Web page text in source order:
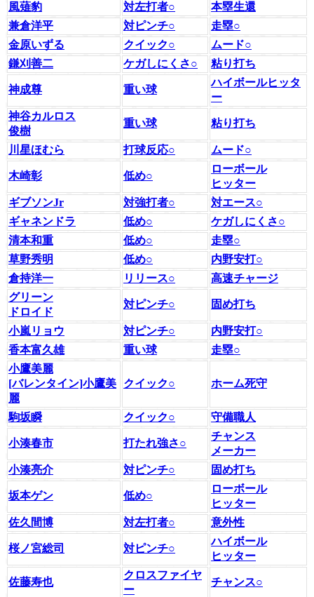
風薙豹 対左打者○
本塁生還
兼倉洋平
対ピンチ○
走塁○
金原いずる
クイック○
ムード○
鎌刈善二
ケガしにくさ○ 粘り打ち
神成尊 重い球
ハイボールヒッタ
ー
神谷カルロス
俊樹
重い球 粘り打ち
川星ほむら 打球反応○ ムード○
木崎彰 低め○
ローボール
ヒッター
ギブソンJr
対強打者○
対エース○
ギャネンドラ
低め○
ケガしにくさ○
清本和重
低め○
走塁○
草野秀明
低め○
内野安打○
倉持洋一
リリース○
高速チャージ
グリーン
ドロイド
対ピンチ○ 固め打ち
小嵐リョウ 対ピンチ○
内野安打○
香本富久雄
重い球
走塁○
小鷹美麗
[バレンタイン]小鷹美
麗
クイック○ ホーム死守
駒坂瞬 クイック○ 守備職人
小湊春市 打たれ強さ○
チャンス
メーカー
小湊亮介
対ピンチ○ 固め打ち
坂本ゲン 低め○
ローボール
ヒッター
佐久間博
対左打者○ 意外性
桜ノ宮総司 対ピンチ○
ハイボール
ヒッター
佐藤寿也
クロスファイヤ
ー
チャンス○